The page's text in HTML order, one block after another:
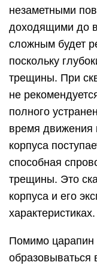
незаметными
доходящими до
сложным будет
поскольку
трещины. При
не
полного
время
корпуса
способная
трещины. Это
корпуса и его
характеристиках.
Помимо царапин
образовываться